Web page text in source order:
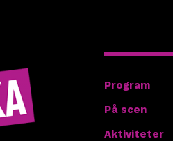
Program
På scen
Aktiviteter